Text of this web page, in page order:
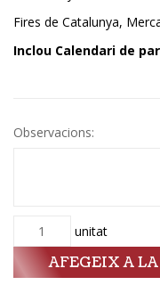
Fires de Catalunya,
Inclou Calendari de
Observacions:
Quantitat unitat
AFEGEIX A